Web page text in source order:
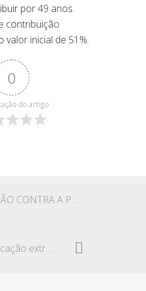
por 49 anos.
contribuição
valor inicial de 51%.
0
do artigo
MOBILIZAÇÃO CONTRA A PEC 287/2016
Saiba mais: Notificação extrajudicial – Ex-executivo